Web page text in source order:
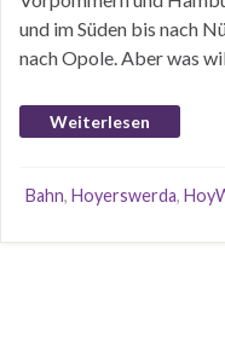
und im Süden bis nach
nach Opole. Aber was
Weiterlesen
Bahn, Hoyerswerda,